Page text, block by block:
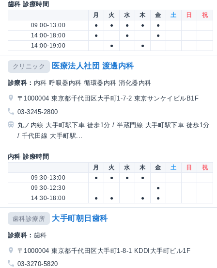
歯科 診療時間
月 火 水 木 金 土 日
祝
09:00-13:00
● ● ● ●
●
14:00-18:00
● ●
●
14:00-19:00
● ●
クリニック 医療法人社団 渡邊内科
診療科： 内科 呼吸器内科 循環器内科 消化器内科
〒1000004 東京都千代田区大手町1-7-2 東京サンケイビルB1F
03-3245-2800
丸ノ内線 大手町駅下車 徒歩1分 / 半蔵門線 大手町駅下車 徒歩1分
/ 千代田線 大手町駅...
内科 診療時間
月 火 水 木 金 土 日
祝
09:30-13:00
● ● ●
●
09:30-12:30
●
14:30-18:00
● ● ● ●
歯科診療所 大手町朝日歯科
診療科： 歯科
〒1000004 東京都千代田区大手町1-8-1 KDDI大手町ビル1F
03-3270-5820